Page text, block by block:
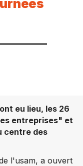
eu lieu, les 26
entreprises" et
centre des
l'usam, a ouvert